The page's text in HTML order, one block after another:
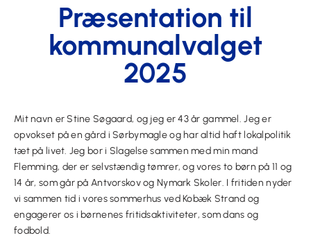
Præsentation til
kommunalvalget
2025
Mit navn er Stine Søgaard, og jeg er 43 år gammel. Jeg er
opvokset på en gård i Sørbymagle og har altid haft lokalpolitik
tæt på livet. Jeg bor i Slagelse sammen med min mand
Flemming, der er selvstændig tømrer, og vores to børn på 11 og
14 år, som går på Antvorskov og Nymark Skoler. I fritiden nyder
vi sammen tid i vores sommerhus ved Kobæk Strand og
engagerer os i børnenes fritidsaktiviteter, som dans og
fodbold.